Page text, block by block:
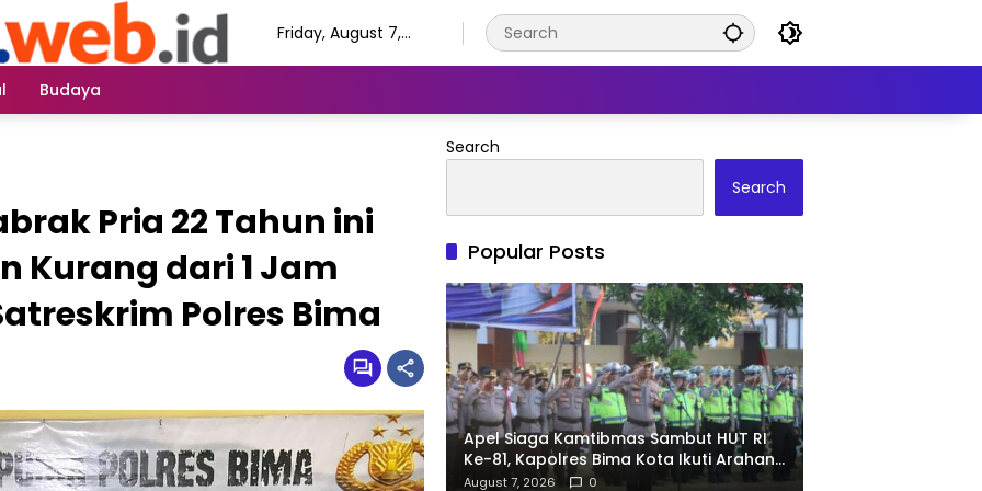
Friday, August 7,
Budaya
Pria 22 Tahun ini
Kurang dari 1 Jam
Polres Bima
Search
Search
Popular Posts
Apel Siaga Kamtibmas Sambut HUT RI
Ke-81, Kapolres Bima Kota Ikuti Arahan
Kapolda NTB Melalui Zoom Meeting
August 7, 2026 0